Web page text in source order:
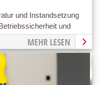
und Instandsetzung
und
MEHR LESEN